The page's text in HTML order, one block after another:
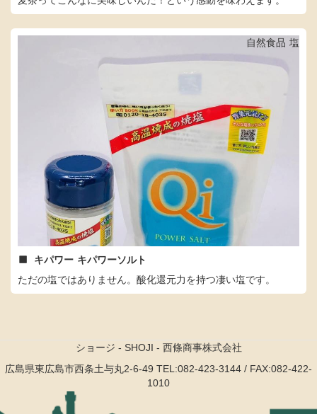
キパワー キパワーソルト
ただの塩ではありません。酸化還元力を持つ凄い塩です。
自然食品 塩
ショージ - SHOJI - 西條商事株式会社
広島県東広島市西条土与丸2-6-49 TEL:082-423-3144 / FAX:082-422-
1010